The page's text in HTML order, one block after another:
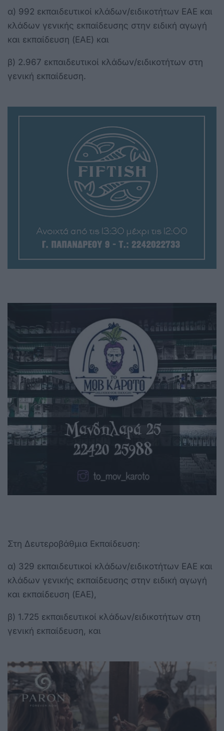
α) 992 εκπαιδευτικοί κλάδων/ειδικοτήτων ΕΑΕ και
κλάδων γενικής εκπαίδευσης στην ειδική αγωγή
και εκπαίδευση (ΕΑΕ) και
β) 2.967 εκπαιδευτικοί κλάδων/ειδικοτήτων στη
γενική εκπαίδευση.
Στη Δευτεροβάθμια Εκπαίδευση:
α) 329 εκπαιδευτικοί κλάδων/ειδικοτήτων ΕΑΕ και
κλάδων γενικής εκπαίδευσης στην ειδική αγωγή
και εκπαίδευση (ΕΑΕ),
β) 1.725 εκπαιδευτικοί κλάδων/ειδικοτήτων στη
γενική εκπαίδευση, και